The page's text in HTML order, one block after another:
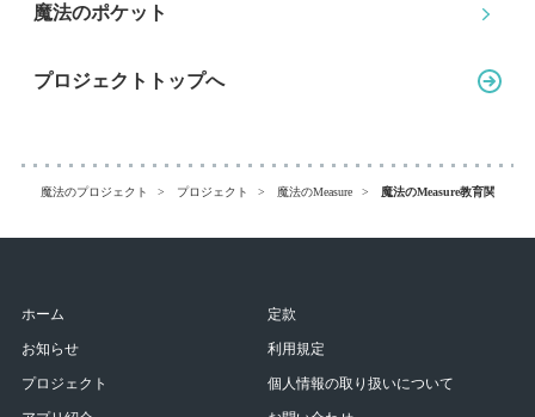
魔法のプロジェクト プロジェクト 魔法のMeasure 魔法のMeasure教育関係者
魔法のポケット
プロジェクトトップへ
ホーム
お知らせ
プロジェクト
定款
利用規定
個人情報の取り扱いについて